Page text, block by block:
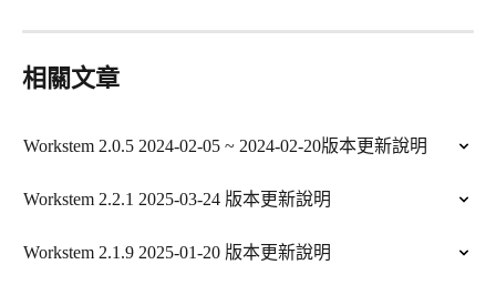
相關文章
Workstem 2.0.5 2024-02-05 ~ 2024-02-20版本更新說明
Workstem 2.2.1 2025-03-24 版本更新說明
Workstem 2.1.9 2025-01-20 版本更新說明